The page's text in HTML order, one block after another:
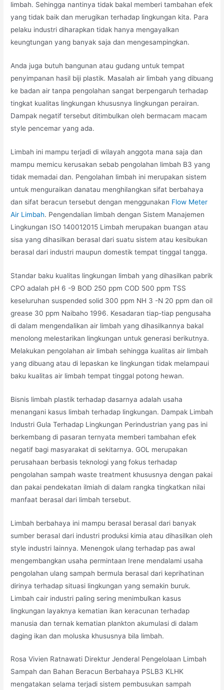
limbah. Sehingga nantinya tidak bakal memberi tambahan efek
yang tidak baik dan merugikan terhadap lingkungan kita. Para
pelaku industri diharapkan tidak hanya mengayalkan
keungtungan yang banyak saja dan mengesampingkan.
Anda juga butuh bangunan atau gudang untuk tempat
penyimpanan hasil biji plastik. Masalah air limbah yang dibuang
ke badan air tanpa pengolahan sangat berpengaruh terhadap
tingkat kualitas lingkungan khususnya lingkungan perairan.
Dampak negatif tersebut ditimbulkan oleh bermacam macam
style pencemar yang ada.
Limbah ini mampu terjadi di wilayah anggota mana saja dan
mampu memicu kerusakan sebab pengolahan limbah B3 yang
tidak memadai dan. Pengolahan limbah ini merupakan sistem
untuk menguraikan danatau menghilangkan sifat berbahaya
dan sifat beracun tersebut dengan menggunakan Flow Meter
Air Limbah. Pengendalian limbah dengan Sistem Manajemen
Lingkungan ISO 140012015 Limbah merupakan buangan atau
sisa yang dihasilkan berasal dari suatu sistem atau kesibukan
berasal dari industri maupun domestik tempat tinggal tangga.
Standar baku kualitas lingkungan limbah yang dihasilkan pabrik
CPO adalah pH 6 -9 BOD 250 ppm COD 500 ppm TSS
keseluruhan suspended solid 300 ppm NH 3 -N 20 ppm dan oil
grease 30 ppm Naibaho 1996. Kesadaran tiap-tiap pengusaha
di dalam mengendalikan air limbah yang dihasilkannya bakal
menolong melestarikan lingkungan untuk generasi berikutnya.
Melakukan pengolahan air limbah sehingga kualitas air limbah
yang dibuang atau di lepaskan ke lingkungan tidak melampaui
baku kualitas air limbah tempat tinggal potong hewan.
Bisnis limbah plastik terhadap dasarnya adalah usaha
menangani kasus limbah terhadap lingkungan. Dampak Limbah
Industri Gula Terhadap Lingkungan Perindustrian yang pas ini
berkembang di pasaran ternyata memberi tambahan efek
negatif bagi masyarakat di sekitarnya. GOL merupakan
perusahaan berbasis teknologi yang fokus terhadap
pengolahan sampah waste treatment khususnya dengan pakai
dan pakai pendekatan ilmiah di dalam rangka tingkatkan nilai
manfaat berasal dari limbah tersebut.
Limbah berbahaya ini mampu berasal berasal dari banyak
sumber berasal dari industri produksi kimia atau dihasilkan oleh
style industri lainnya. Menengok ulang terhadap pas awal
mengembangkan usaha permintaan Irene mendalami usaha
pengolahan ulang sampah bermula berasal dari keprihatinan
dirinya terhadap situasi lingkungan yang semakin buruk.
Limbah cair industri paling sering menimbulkan kasus
lingkungan layaknya kematian ikan keracunan terhadap
manusia dan ternak kematian plankton akumulasi di dalam
daging ikan dan moluska khususnya bila limbah.
Rosa Vivien Ratnawati Direktur Jenderal Pengelolaan Limbah
Sampah dan Bahan Beracun Berbahaya PSLB3 KLHK
mengatakan selama terjadi sistem pembusukan sampah